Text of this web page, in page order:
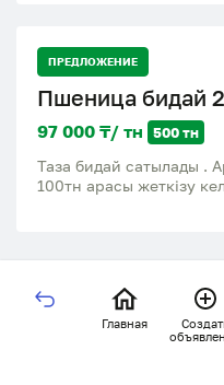
ПРЕДЛОЖЕНИЕ
Пшеница бидай
97 000 ₸/ тн 500 тн
Таза бидай сатылады .
100тн арасы жеткізу
Главная